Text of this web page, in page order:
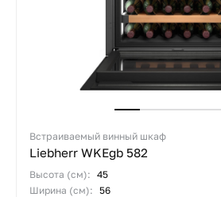
Встраиваемый винный шкаф
Liebherr WKEgb 582
Высота (см): 45
Ширина (см): 56